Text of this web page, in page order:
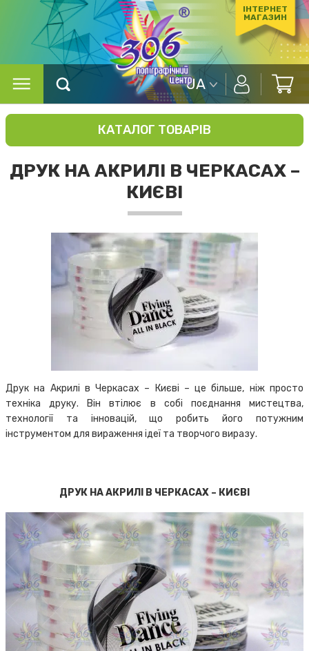
ІНТЕРНЕТ
МАГАЗИН
UA
КАТАЛОГ ТОВАРІВ
ДРУК НА АКРИЛІ В ЧЕРКАСАХ –
КИЄВІ
Друк на Акрилі в Черкасах – Києві – це більше, ніж просто
техніка друку. Він втілює в собі поєднання мистецтва,
технології та інновацій, що робить його потужним
інструментом для вираження ідеї та творчого виразу.
ДРУК НА АКРИЛІ В ЧЕРКАСАХ – КИЄВІ